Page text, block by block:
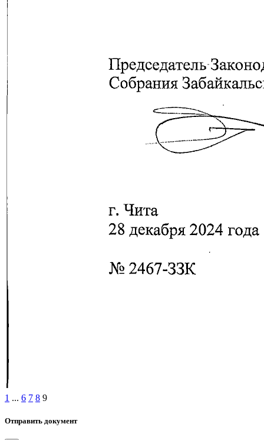
1 ... 6 7 8 9
Отправить документ